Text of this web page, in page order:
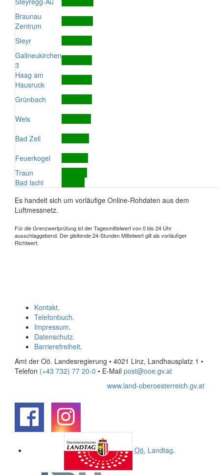
Braunau
Zentrum
Steyr
Gallneukirchen
3
Haag am
Hausruck
Grünbach
Wels
Bad Zell
Feuerkogel
Traun
Bad Ischl
Es handelt sich um vorläufige Online-Rohdaten aus dem
Luftmessnetz.
Für die Grenzwertprüfung ist der Tagesmittelwert von 0 bis 24 Uhr
ausschlaggebend. Der gleitende 24-Stunden Mittelwert gilt als vorläufiger
Richtwert.
Kontakt.
Telefonbuch.
Impressum.
Datenschutz.
Barrierefreiheit.
Amt der Oö. Landesregierung • 4021 Linz, Landhausplatz 1 •
Telefon (+43 732) 77 20-0 • E-Mail post@ooe.gv.at
www.land-oberoesterreich.gv.at
Oö. Landtag.